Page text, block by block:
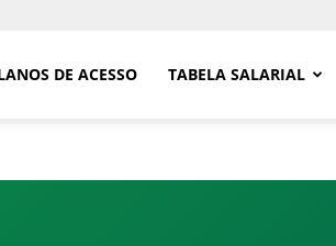
DE ACESSO TABELA SALARIAL